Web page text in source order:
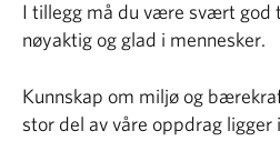
I tillegg må du være svært god
nøyaktig og glad i mennesker.
Kunnskap om miljø og
stor del av våre oppdrag